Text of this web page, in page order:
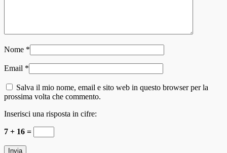
Nome *
Email *
Salva il mio nome, email e sito web in questo browser per la
prossima volta che commento.
Inserisci una risposta in cifre:
7 + 16 =